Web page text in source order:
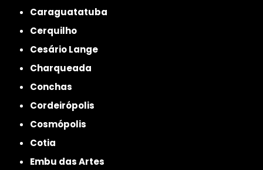
Caraguatatuba
Cerquilho
Cesário Lange
Charqueada
Conchas
Cordeirópolis
Cosmópolis
Cotia
Embu das Artes